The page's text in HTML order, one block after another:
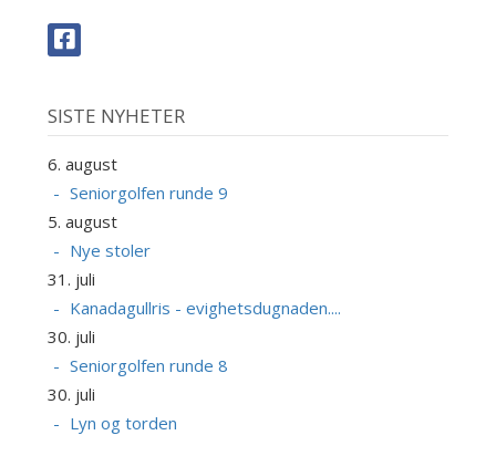
SISTE NYHETER
6. august
Seniorgolfen runde 9
5. august
Nye stoler
31. juli
Kanadagullris - evighetsdugnaden....
30. juli
Seniorgolfen runde 8
30. juli
Lyn og torden